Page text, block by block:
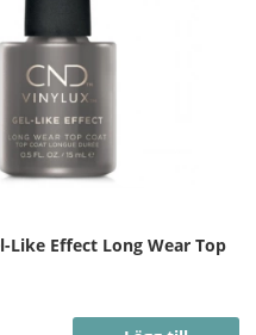
Like Effect Long Wear Top